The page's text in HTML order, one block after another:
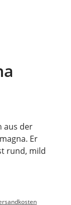
aus der
Er
rund, mild